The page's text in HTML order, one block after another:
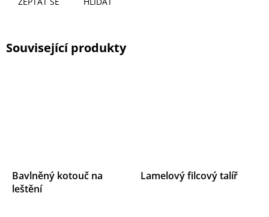
Související produkty
Bavlněný kotouč na
leštění
Lamelový filcový talíř